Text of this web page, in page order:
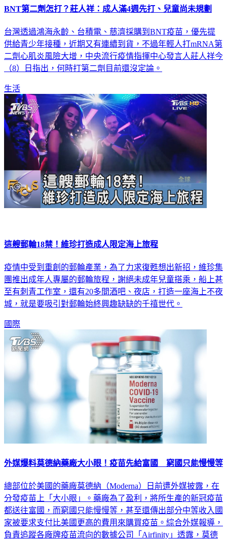
台灣透過鴻海永齡、台積電、慈濟採購到BNT疫苗，優先提
供給青少年接種，近期又有連續到貨，不過年輕人打mRNA第
二劑心肌炎風險大增，中央流行疫情指揮中心發言人莊人祥今
生活
疫情中受到重創的郵輪產業，為了力求復甦想出新招，維珍集
團推出成年人專屬的郵輪旅程，謝絕未成年兒童搭乘，船上甚
至有刺青工作室，還有20多間酒吧、夜店，打造一座海上不夜
國際
總部位於美國的藥廠莫德納（Moderna）日前遭外媒披露，在
分發疫苗上「大小眼」。藥廠為了盈利，將所生產的新冠疫苗
都送往富國，而窮國只能慢慢等，甚至還傳出部分中等收入國
家被要求支付比美國更高的費用來購買疫苗。綜合外媒報導，